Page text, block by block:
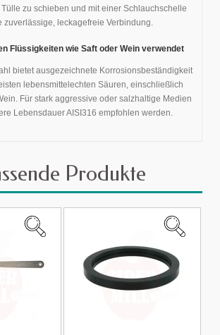
zu schieben und mit einer Schlauchschelle
zuverlässige, leckagefreie Verbindung.
Flüssigkeiten wie Saft oder Wein verwendet
bietet ausgezeichnete Korrosionsbeständigkeit
lebensmittelechten Säuren, einschließlich
Für stark aggressive oder salzhaltige Medien
Lebensdauer AISI316 empfohlen werden.
Produkte